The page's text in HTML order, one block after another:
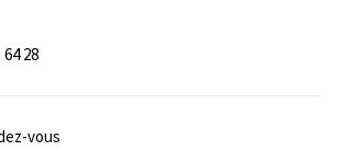
64 28
vous